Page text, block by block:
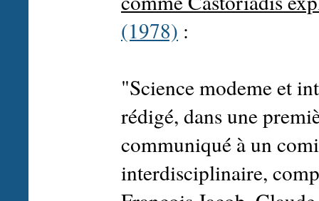
(1978) :
"Science modeme et
rédigé, dans une
communiqué à un
interdisciplinaire,